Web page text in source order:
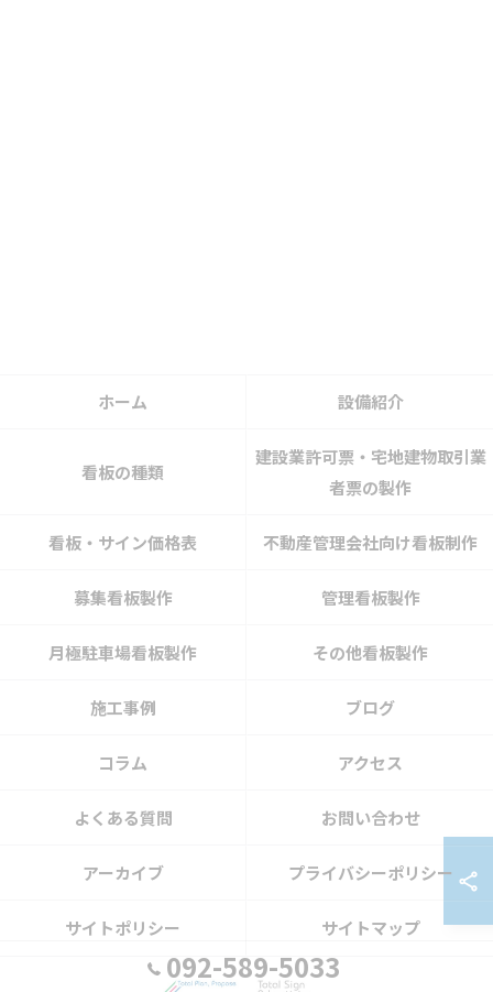
092-589-5033
ホーム 設備紹介
看板の種類
建設業許可票・宅地建物取引業
者票の製作
看板・サイン価格表 不動産管理会社向け看板制作
募集看板製作 管理看板製作
月極駐車場看板製作 その他看板製作
施工事例 ブログ
コラム アクセス
よくある質問 お問い合わせ
アーカイブ プライバシーポリシー
サイトポリシー サイトマップ